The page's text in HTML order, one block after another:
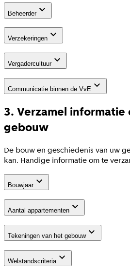
Beheerder
Verzekeringen
Vergadercultuur
Communicatie binnen de VvE
3. Verzamel informatie
gebouw
De bouw en geschiedenis van uw
kan. Handige informatie om te
Bouwjaar
Aantal appartementen
Tekeningen van het gebouw
Welstandscriteria